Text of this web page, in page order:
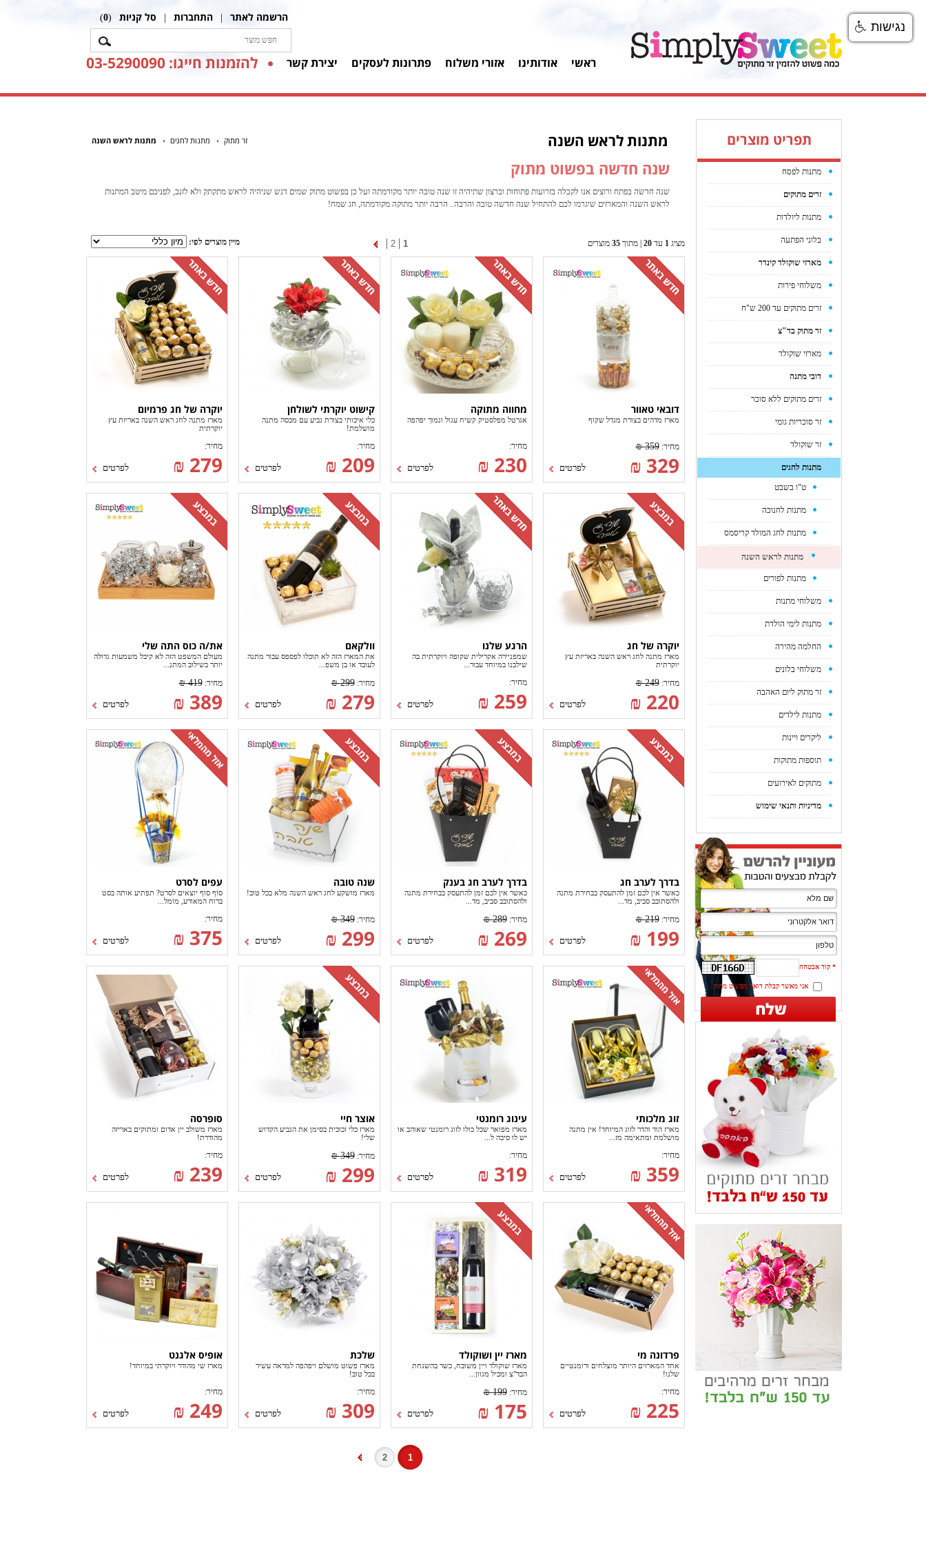
הרשמה לאתר התחברות סל קניות (
0
)
ראשי אודותינו אזורי משלוח פתרונות לעסקים יצירת קשר להזמנות חייגו: 03-5290090
תפריט מוצרים
מתנות לפסח
זרים מתוקים
מתנות ליולדות
בלוני הפתעה
מארזי שוקולד קינדר
משלוחי פירות
זרים מתוקים עד 200 ש"ח
זר מתוק בד"צ
מארזי שוקולד
דובי מתנה
זרים מתוקים ללא סוכר
זר סוכריות גומי
זר שוקולד
מתנות לחגים
ט"ו בשבט
מתנות לחנוכה
מתנות לחג המולד קריסמס
מתנות לראש השנה
מתנות לפורים
משלוחי מתנות
מתנות לימי הולדת
החלמה מהירה
משלוחי בלונים
זר מתוק ליום האהבה
מתנות לילדים
ליקרים ויינות
תוספות מתוקות
מתוקים לאירועים
מדיניות ותנאי שימוש
* קוד אבטחה
אני מאשר קבלת דואר מפשוט מתוק
מתנות לראש השנה זר מתוק מתנות לחגים מתנות לראש השנה
שנה חדשה בפשוט מתוק
שנה חדשה בפתח ורוצים אנו לקבלה בזרועות פתוחות וברצון שתיהיה זו שנה טובה יותר מקודמתה ועל כן בפשוט מתוק שמים דגש שניהיה לראש מתקתק ולא לזנב, לפניכם מיטב המתנות
לראש השנה והמארזים שיגרמו לכם להתחיל שנה חדשה טובה והרבה.. הרבה יותר מתוקה מקודמתה, חג שמח!
מציג 1 עד 20 | מתוך 35 מוצרים 1
2 מיין מוצרים לפי:
דובאי טאוור
מארז מדהים בצורת מגדל שקוף
מחיר:359 ₪
329 ₪ לפרטים
מחווה מתוקה
אגרטל מפלסטיק קשיח עגול ונמוך יפהפה
מחיר:
230 ₪ לפרטים
קישוט יוקרתי לשולחן
כלי איכותי בצורת גביע עם מכסה מתנה
מושלמת!
מחיר:
209 ₪ לפרטים
יוקרה של חג פרמיום
מארז מתנה לחג ראש השנה באריזת עץ
יוקרתית
מחיר:
279 ₪ לפרטים
יוקרה של חג
מארז מתנה לחג ראש השנה באריזת עץ
יוקרתית
מחיר:249 ₪
220 ₪ לפרטים
הרגע שלנו
שמפניירה אקרילית שקופה ויוקרתית בה
שילבנו במיוחד עבור...
מחיר:
259 ₪ לפרטים
וולקאם
את המארז הזה לא תוכלו לפספס עבור מתנה
לעובד או בן משפ...
מחיר:299 ₪
279 ₪ לפרטים
את/ה כוס התה שלי
מעולם המשפט הזה לא קיבל משמעות גדולה
יותר בשילוב המתנ...
מחיר:419 ₪
389 ₪ לפרטים
בדרך לערב חג
כאשר אין לכם זמן להתעסק בבחירת מתנה
ולהסתובב סביב, מד...
מחיר:219 ₪
199 ₪ לפרטים
בדרך לערב חג בענק
כאשר אין לכם זמן להתעסק בבחירת מתנה
ולהסתובב סביב, מד...
מחיר:289 ₪
269 ₪ לפרטים
שנה טובה
מארז מושקע לחג ראש השנה מלא בכל טוב!
מחיר:349 ₪
299 ₪ לפרטים
עפים לסרט
סוף סוף יוצאים לסרט? תפתיע אותה בסט
ברוח המאורע, מומל...
מחיר:
375 ₪ לפרטים
זוג מלכותי
מארז הוד והדר לזוג המיוחד! אין מתנה
מושלמת ומתאימה מז...
מחיר:
359 ₪ לפרטים
עינוג רומנטי
מארז מפואר שכל כולו לזוג רומנטי שאוהב או
יש לו סיבה ל...
מחיר:
319 ₪ לפרטים
אוצר חיי
מארז כלי זכוכית בסימן את הגביע הקדוש
שלי!
מחיר:349 ₪
299 ₪ לפרטים
סופרסה
מארז משולב יין אדום ומתוקים באריזה
מהודרת!
מחיר:
239 ₪ לפרטים
פרדונה מי
אחד המארזים היותר מוצלחים ורומנטיים
שלנו!
מחיר:
225 ₪ לפרטים
מארז יין ושוקולד
מארז שוקולד ויין משובח, כשר בהשגחת
הבד"צ ומכיל מגוון...
מחיר:199 ₪
175 ₪ לפרטים
שלכת
מארז פשוט מושלם ויפהפה למראה עשיר
בכל טוב!
מחיר:
309 ₪ לפרטים
אופיס אלגנט
מארז שי מהודר ויוקרתי במיוחד!
מחיר:
249 ₪ לפרטים
1
2
נגישות